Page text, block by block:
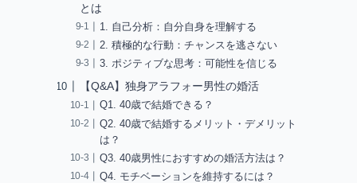
とは
1. 自己分析：自分自身を理解する
2. 積極的な行動：チャンスを逃さない
3. ポジティブな思考：可能性を信じる
【Q&A】独身アラフォー男性の婚活
Q1. 40歳で結婚できる？
Q2. 40歳で結婚するメリット・デメリット
は？
Q3. 40歳男性におすすめの婚活方法は？
Q4. モチベーションを維持するには？